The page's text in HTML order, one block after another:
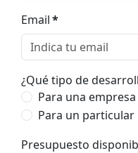
Email*
¿Qué tipo de
Para una empresa
Para un particular
Presupuesto